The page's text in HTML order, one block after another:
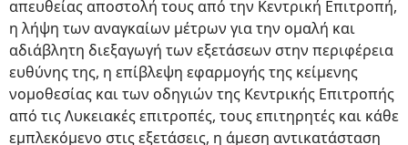
απευθείας αποστολή τους από την Κεντρική Επιτροπή,
η λήψη των αναγκαίων μέτρων για την ομαλή και
αδιάβλητη διεξαγωγή των εξετάσεων στην περιφέρεια
ευθύνης της, η επίβλεψη εφαρμογής της κείμενης
νομοθεσίας και των οδηγιών της Κεντρικής Επιτροπής
από τις Λυκειακές επιτροπές, τους επιτηρητές και κάθε
εμπλεκόμενο στις εξετάσεις, η άμεση αντικατάσταση